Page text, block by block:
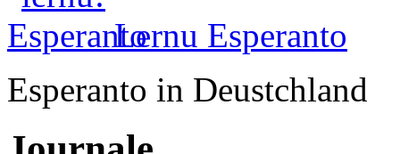
Lernu Esperanto
Esperanto in Deustchland